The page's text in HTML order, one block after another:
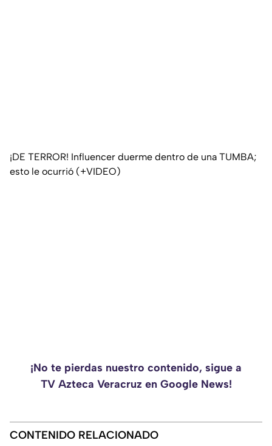
¡DE TERROR! Influencer duerme dentro de una TUMBA;
esto le ocurrió (+VIDEO)
¡No te pierdas nuestro contenido, sigue a
TV Azteca Veracruz en Google News!
CONTENIDO RELACIONADO